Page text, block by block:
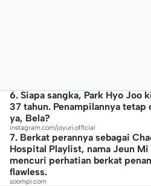
6. Siapa sangka, Park Hyo Joo
37 tahun. Penampilannya tetap
ya, Bela?
instagram.com/joyuri.official
7. Berkat perannya sebagai
Hospital Playlist, nama Jeun
mencuri perhatian berkat
flawless.
soompi.com